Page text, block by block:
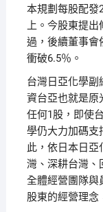
本規劃每股配發
上。今股東提出
過，後續董事會
衝破6.5％。
台灣日亞化學副
資台亞也就是原
任何1股，即使
學仍大力加碼支
此，依日本日亞
灣、深耕台灣、
全體經營團隊與
股東的經營理念